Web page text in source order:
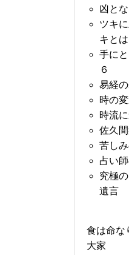
凶と
ツキ
キとは
手に
６
易経
時の
時流
佐久
苦し
占い
究極
遺言
食は命な
大家